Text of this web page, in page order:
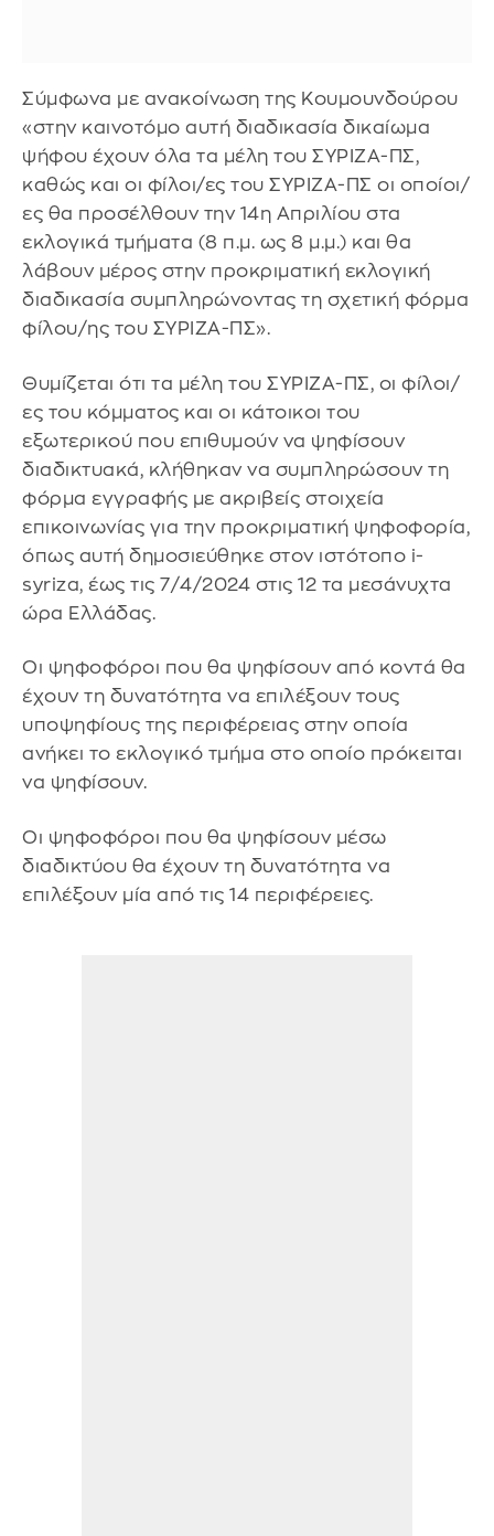
Σύμφωνα με ανακοίνωση της Κουμουνδούρου
«στην καινοτόμο αυτή διαδικασία δικαίωμα
ψήφου έχουν όλα τα μέλη του ΣΥΡΙΖΑ-ΠΣ,
καθώς και οι φίλοι/ες του ΣΥΡΙΖΑ-ΠΣ οι οποίοι/
ες θα προσέλθουν την 14η Απριλίου στα
εκλογικά τμήματα (8 π.μ. ως 8 μ.μ.) και θα
λάβουν μέρος στην προκριματική εκλογική
διαδικασία συμπληρώνοντας τη σχετική φόρμα
φίλου/ης του ΣΥΡIΖΑ-ΠΣ».
Θυμίζεται ότι τα μέλη του ΣΥΡΙΖΑ-ΠΣ, οι φίλοι/
ες του κόμματος και οι κάτοικοι του
εξωτερικού που επιθυμούν να ψηφίσουν
διαδικτυακά, κλήθηκαν να συμπληρώσουν τη
φόρμα εγγραφής με ακριβείς στοιχεία
επικοινωνίας για την προκριματική ψηφοφορία,
όπως αυτή δημοσιεύθηκε στον ιστότοπο i-
syriza, έως τις 7/4/2024 στις 12 τα μεσάνυχτα
ώρα Ελλάδας.
Οι ψηφοφόροι που θα ψηφίσουν από κοντά θα
έχουν τη δυνατότητα να επιλέξουν τους
υποψηφίους της περιφέρειας στην οποία
ανήκει το εκλογικό τμήμα στο οποίο πρόκειται
να ψηφίσουν.
Οι ψηφοφόροι που θα ψηφίσουν μέσω
διαδικτύου θα έχουν τη δυνατότητα να
επιλέξουν μία από τις 14 περιφέρειες.